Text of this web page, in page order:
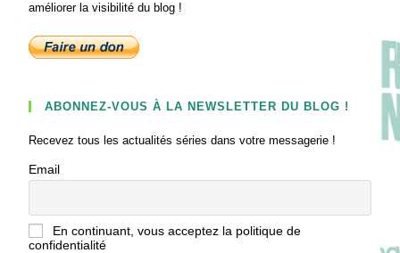
améliorer la visibilité du blog !
ABONNEZ-VOUS À LA NEWSLETTER DU BLOG !
Recevez tous les actualités séries dans votre messagerie !
Email
En continuant, vous acceptez la politique de
confidentialité